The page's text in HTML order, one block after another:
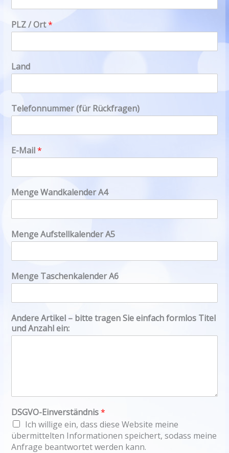
PLZ / Ort*
Land
Telefonnummer (für Rückfragen)
E-Mail*
Menge Wandkalender A4
Menge Aufstellkalender A5
Menge Taschenkalender A6
Andere Artikel – bitte tragen Sie einfach formlos Titel
und Anzahl ein:
DSGVO-Einverständnis*
Ich willige ein, dass diese Website meine
übermittelten Informationen speichert, sodass meine
Anfrage beantwortet werden kann.